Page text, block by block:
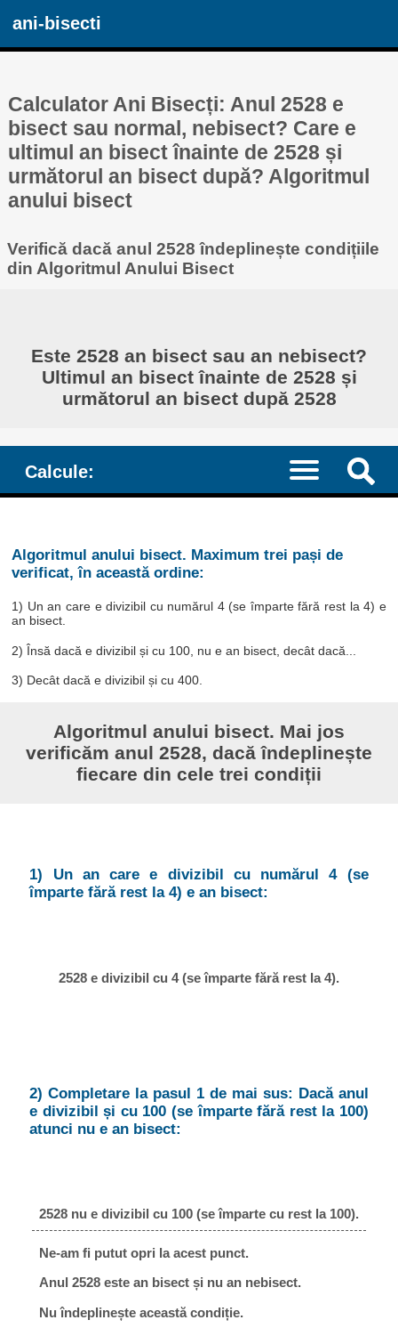
ani-bisecti
Calculator Ani Bisecți: Anul 2528 e
bisect sau normal, nebisect? Care e
ultimul an bisect înainte de 2528 și
următorul an bisect după? Algoritmul
anului bisect
Verifică dacă anul 2528 îndeplinește condițiile
din Algoritmul Anului Bisect
Este 2528 an bisect sau an nebisect?
Ultimul an bisect înainte de 2528 și
următorul an bisect după 2528
Calcule:
Algoritmul anului bisect. Maximum trei pași de
verificat, în această ordine:
1) Un an care e divizibil cu numărul 4 (se împarte fără rest la 4) e
an bisect.
2) Însă dacă e divizibil și cu 100, nu e an bisect, decât dacă...
3) Decât dacă e divizibil și cu 400.
Algoritmul anului bisect. Mai jos
verificăm anul 2528, dacă îndeplinește
fiecare din cele trei condiții
1) Un an care e divizibil cu numărul 4 (se
împarte fără rest la 4) e an bisect:
2528 e divizibil cu 4 (se împarte fără rest la 4).
2) Completare la pasul 1 de mai sus: Dacă anul
e divizibil și cu 100 (se împarte fără rest la 100)
atunci nu e an bisect:
2528 nu e divizibil cu 100 (se împarte cu rest la 100).
Ne-am fi putut opri la acest punct.
Anul 2528 este an bisect și nu an nebisect.
Nu îndeplinește această condiție.